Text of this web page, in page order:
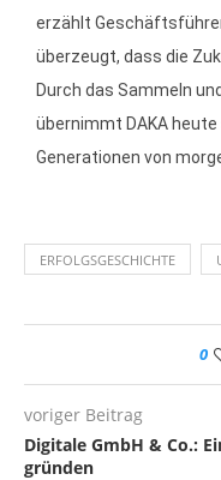
erzählt
überzeugt, dass die
Durch das Sammeln
übernimmt DAKA
Generationen von
ERFOLGSGESCHICHTE
0
voriger Beitrag
Digitale GmbH & Co.:
gründen